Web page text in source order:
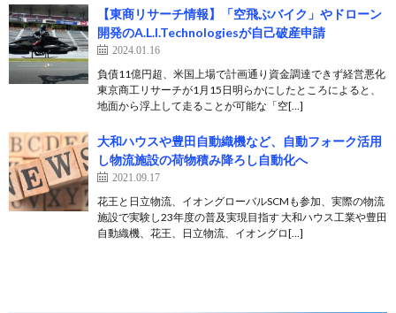
【東商リサーチ情報】「空飛ぶバイク」やドローン
開発のA.L.I.Technologiesが自己破産申請
2024.01.16
負債11億円超、米国上場で計画通り資金調達できず経営悪化
東京商工リサーチが1月15日明らかにしたところによると、
地面から浮上して走ることが可能な「空[…]
大和ハウスや豊田自動織機など、自動フォーク活用
し物流施設の荷物積み降ろし自動化へ
2021.09.17
花王と日立物流、イオングローバルSCMも参加、実際の物流
施設で実験し23年度の普及実現目指す 大和ハウス工業や豊田
自動織機、花王、日立物流、イオングロ[…]